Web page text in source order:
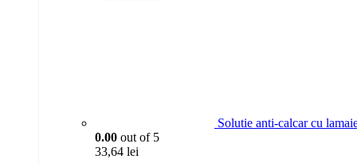
Solutie anti-calcar cu
0.00 out of 5
33,64 lei